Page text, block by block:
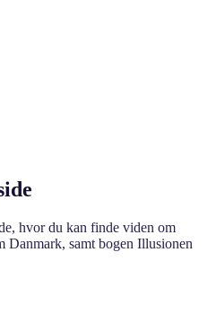
hvor du kan finde viden om
Danmark, samt bogen Illusionen